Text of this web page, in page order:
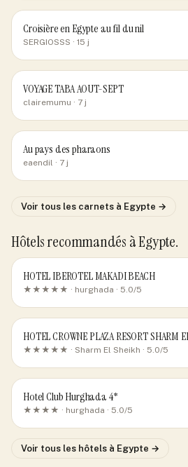
Croisière en Egypte au fil du nil
SERGIOSSS · 15 j
VOYAGE TABA AOUT-SEPT
clairemumu · 7 j
Au pays des pharaons
eaendil · 7 j
Voir tous les carnets à Egypte →
Hôtels recommandés à Egypte.
HOTEL IBEROTEL MAKADI BEACH
★★★★★ · hurghada · 5.0/5
HOTEL CROWNE PLAZA RESORT SHARM
★★★★★ · Sharm El Sheikh · 5.0/5
Hotel Club Hurghada 4*
★★★★ · hurghada · 5.0/5
Voir tous les hôtels à Egypte →